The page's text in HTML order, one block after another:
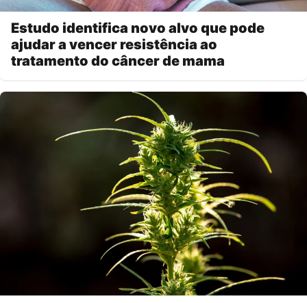
Estudo identifica novo alvo que pode
ajudar a vencer resistência ao
tratamento do câncer de mama